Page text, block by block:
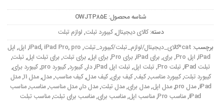
شناسه محصول:OWJTP85E
دسته:کالای دیجیتال,کیبورد تبلت, لوازم تبلت
برچسب: cat*کالای_دیجیتال/لوازم_تبلت/کیبورد_تبلت ,
iPad, iPad Pro, pro
, اپل, اپل
iPad
, اپل Pro , برای, برای iPad , برای Pro , برای اپل, برای تبلت, برای تبلت اپل, تبلت,
تبلت iPad
, تبلت Pro , تبلت اپل, تبلت اپل iPad ,دار,کیبورد,کیبورد pro ,کیبورد برای,
کیبورد تبلت,کیبورد مناسب,کیف,کیف برای,کیف مدل,کیف مناسب,مدل,مدل 11 ,مدل
iPad
,مدل pro ,مدل اپل,مدل برای,مدل تبلت,مدل دار,مدل مناسب,مناسب,مناسب
iPad
,مناسب Pro ,مناسب اپل,مناسب برای,مناسب برای تبلت,مناسب تبلت